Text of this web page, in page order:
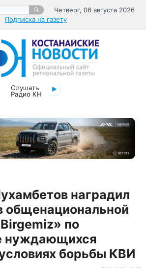
Четверг, 06 августа 2026
Подписка на газету
Слушать
Радио КН
наградил
общенациональной
по
нуждающихся
борьбы КВИ